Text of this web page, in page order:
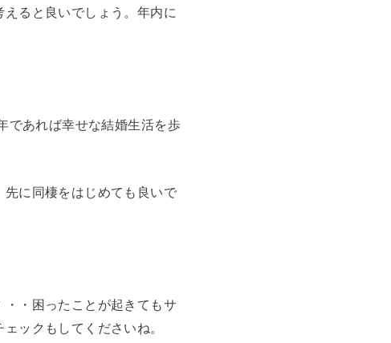
ると良いでしょう。年内に
であれば幸せな結婚生活を歩
に同棲をはじめても良いで
・困ったことが起きてもサ
ックもしてくださいね。